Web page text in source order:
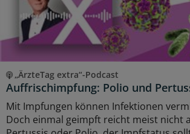
„ÄrzteTag extra“-Podcast
Auffrischimpfung: Polio und
Mit Impfungen können Infektionen
Doch einmal geimpft reicht meist nicht